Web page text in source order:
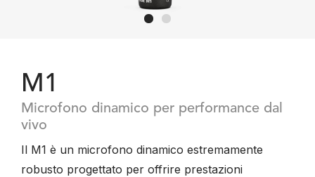
M1
Microfono dinamico per performance dal
vivo
Il M1 è un microfono dinamico estremamente
robusto progettato per offrire prestazioni